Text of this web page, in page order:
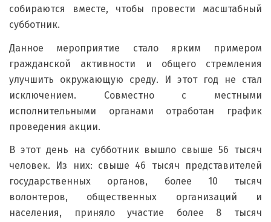
собираются вместе, чтобы провести масштабный
субботник.
Данное мероприятие стало ярким примером
гражданской активности и общего стремления
улучшить окружающую среду. И этот год не стал
исключением. Совместно с местными
исполнительными органами отработан график
проведения акции.
В этот день на субботник вышло свыше 56 тысяч
человек. Из них: свыше 46 тысяч представителей
государственных органов, более 10 тысяч
волонтеров, общественных организаций и
населения, приняло участие более 8 тысяч